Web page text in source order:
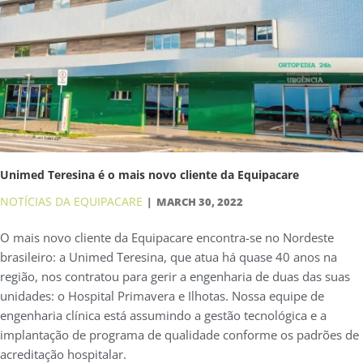
Unimed Teresina é o mais novo cliente da Equipacare
NOTÍCIAS DA EQUIPACARE
MARCH 30, 2022
O mais novo cliente da Equipacare encontra-se no Nordeste
brasileiro: a Unimed Teresina, que atua há quase 40 anos na
região, nos contratou para gerir a engenharia de duas das suas
unidades: o Hospital Primavera e Ilhotas. Nossa equipe de
engenharia clínica está assumindo a gestão tecnológica e a
implantação de programa de qualidade conforme os padrões de
acreditação hospitalar.